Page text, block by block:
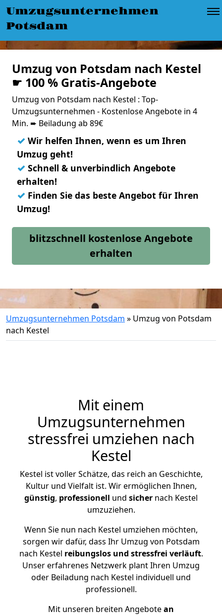
Umzugsunternehmen
Potsdam
Umzug von Potsdam nach Kestel
☛ 100 % Gratis-Angebote
Umzug von Potsdam nach Kestel : Top-
Umzugsunternehmen - Kostenlose Angebote in 4
Min. ➨ Beiladung ab 89€
✓ Wir helfen Ihnen, wenn es um Ihren
Umzug geht!
✓ Schnell & unverbindlich Angebote
erhalten!
✓ Finden Sie das beste Angebot für Ihren
Umzug!
blitzschnell kostenlose Angebote
erhalten
Umzugsunternehmen Potsdam » Umzug von Potsdam
nach Kestel
Mit einem
Umzugsunternehmen
stressfrei umziehen nach
Kestel
Kestel ist voller Schätze, das reich an Geschichte,
Kultur und Vielfalt ist. Wir ermöglichen Ihnen,
günstig, professionell und sicher nach Kestel
umzuziehen.
Wenn Sie nun nach Kestel umziehen möchten,
sorgen wir dafür, dass Ihr Umzug von Potsdam
nach Kestel reibungslos und stressfrei verläuft.
Unser erfahrenes Netzwerk plant Ihren Umzug
oder Beiladung nach Kestel individuell und
professionell.
Mit unseren breiten Angebotean